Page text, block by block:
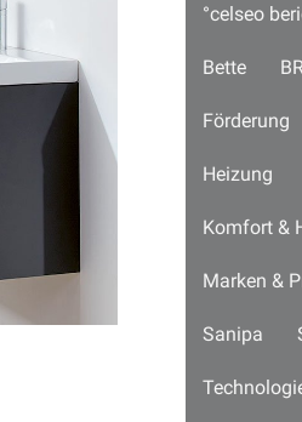
°celseo
Bette
Förderung
Heizung
Komfort &
Marken &
Sanipa